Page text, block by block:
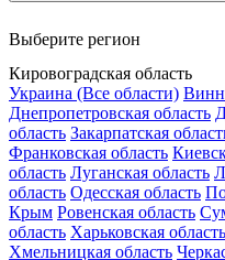
Выберите регион
Кировоградская область
Украина (Все области)
Днепропетровская область
область Закарпатская
Франковская область
область Луганская область
область Одесская область
Крым Ровенская область
область Харьковская область
Хмельницкая область